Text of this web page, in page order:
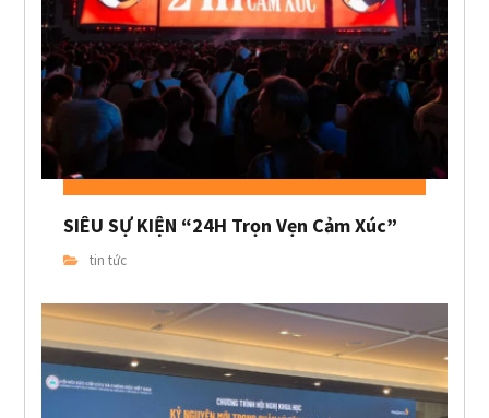
SIÊU SỰ KIỆN “24H Trọn Vẹn Cảm Xúc”
tin tức